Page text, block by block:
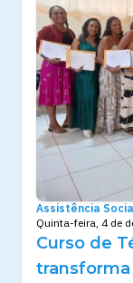
Assistência
Quinta-feira, 4 de
Curso de